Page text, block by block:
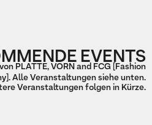
EVENTS
PLATTE, VORN and FCG [Fashion
Alle Veranstaltungen siehe unten.
Veranstaltungen folgen in Kürze.